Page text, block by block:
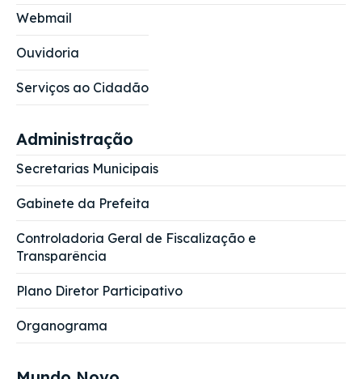
Webmail
Ouvidoria
Serviços ao Cidadão
Administração
Secretarias Municipais
Gabinete da Prefeita
Controladoria Geral de Fiscalização e
Transparência
Plano Diretor Participativo
Organograma